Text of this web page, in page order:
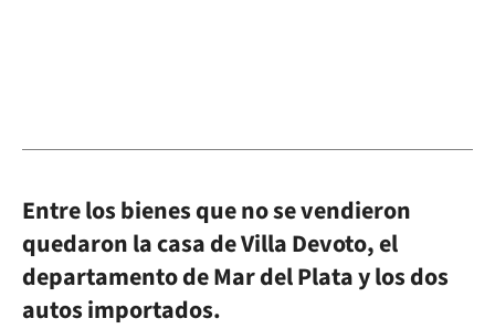
Entre los bienes que no se vendieron
quedaron la casa de Villa Devoto, el
departamento de Mar del Plata y los dos
autos importados.